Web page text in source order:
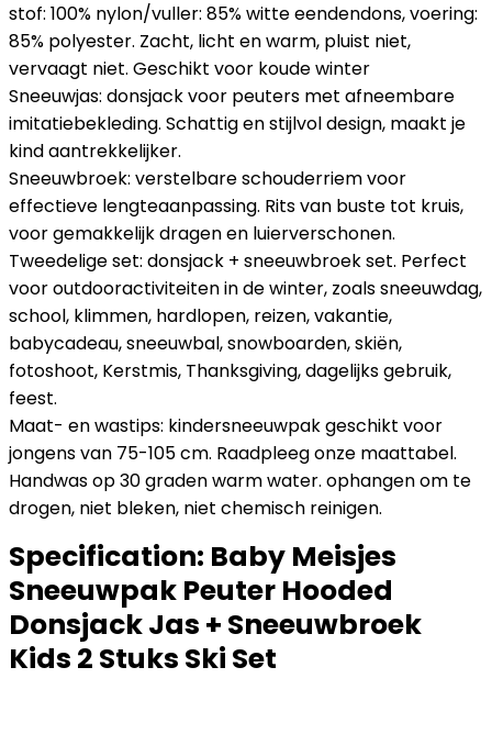
stof: 100% nylon/vuller: 85% witte eendendons, voering:
85% polyester. Zacht, licht en warm, pluist niet,
vervaagt niet. Geschikt voor koude winter
Sneeuwjas: donsjack voor peuters met afneembare
imitatiebekleding. Schattig en stijlvol design, maakt je
kind aantrekkelijker.
Sneeuwbroek: verstelbare schouderriem voor
effectieve lengteaanpassing. Rits van buste tot kruis,
voor gemakkelijk dragen en luierverschonen.
Tweedelige set: donsjack + sneeuwbroek set. Perfect
voor outdooractiviteiten in de winter, zoals sneeuwdag,
school, klimmen, hardlopen, reizen, vakantie,
babycadeau, sneeuwbal, snowboarden, skiën,
fotoshoot, Kerstmis, Thanksgiving, dagelijks gebruik,
feest.
Maat- en wastips: kindersneeuwpak geschikt voor
jongens van 75-105 cm. Raadpleeg onze maattabel.
Handwas op 30 graden warm water. ophangen om te
drogen, niet bleken, niet chemisch reinigen.
Specification: Baby Meisjes
Sneeuwpak Peuter Hooded
Donsjack Jas + Sneeuwbroek
Kids 2 Stuks Ski Set